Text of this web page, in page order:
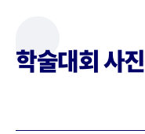
학술대회 사진